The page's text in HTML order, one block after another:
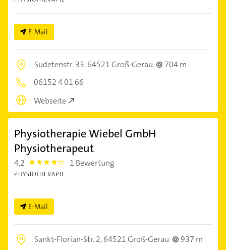
E-Mail
Sudetenstr. 33,64521 Groß-Gerau
704 m
06152 4 01 66
Webseite
Physiotherapie Wiebel GmbH
Physiotherapeut
4,2 4.2000003 1 Bewertung
PHYSIOTHERAPIE
E-Mail
Sankt-Florian-Str. 2,64521 Groß-Gerau
937 m